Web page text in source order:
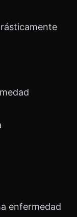
enfermedad